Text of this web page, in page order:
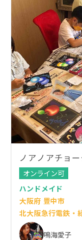
ノアノアチョ
オンライン可
ハンドメイド
大阪府 豊中市
北大阪急行電鉄・
鳴海愛子